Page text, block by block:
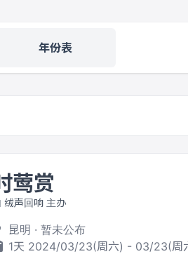
年份表
莺赏
绒声回响 主办
昆明 · 暂未公布
1天 2024/03/23(周六) - 03/23(周